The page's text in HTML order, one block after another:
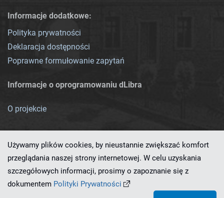
Informacje dodatkowe:
Polityka prywatności
Deklaracja dostępności
Poprawne formułowanie zapytań
Informacje o oprogramowaniu dLibra
O projekcie
Ten serwis działa dzięki oprogramowaniu
Używamy plików cookies, by nieustannie zwiększać komfort
przeglądania naszej strony internetowej. W celu uzyskania
szczegółowych informacji, prosimy o zapoznanie się z
dokumentem Polityki Prywatności